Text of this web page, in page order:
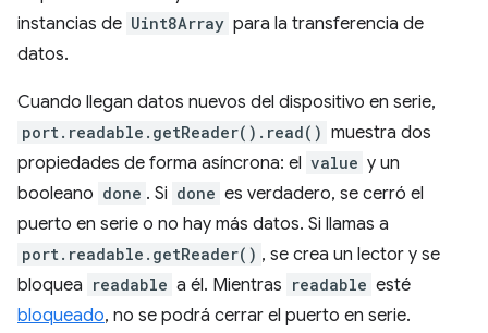
instancias de Uint8Array para la transferencia de
datos.
Cuando llegan datos nuevos del dispositivo en serie,
port.readable.getReader().read() muestra dos
propiedades de forma asíncrona: el value y un
booleano done . Si done es verdadero, se cerró el
puerto en serie o no hay más datos. Si llamas a
port.readable.getReader() , se crea un lector y se
bloquea readable a él. Mientras readable esté
bloqueado, no se podrá cerrar el puerto en serie.